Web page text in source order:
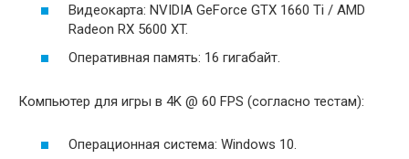
Видеокарта: NVIDIA GeForce GTX 1660 Ti / AMD
Radeon RX 5600 XT.
Оперативная память: 16 гигабайт.
Компьютер для игры в 4K @ 60 FPS (согласно тестам):
Операционная система: Windows 10.